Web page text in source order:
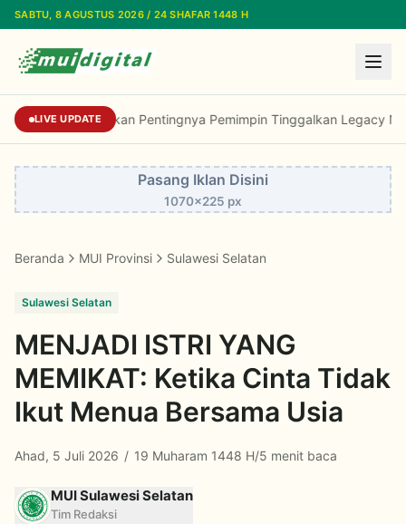
Lewati ke konten utama
SABTU, 8 AGUSTUS 2026 / 24 SHAFAR 1448 H
LIVE UPDATE Kiai Marsudi Ingatkan Pentingnya Pemimpin
Pasang Iklan Disini
1070x225 px
Beranda MUI Provinsi Sulawesi Selatan
Sulawesi Selatan
MENJADI ISTRI YANG
MEMIKAT: Ketika Cinta Tidak
Ikut Menua Bersama Usia
Ahad, 5 Juli 2026 / 19 Muharam 1448 H/5 menit baca
MUI Sulawesi Selatan
Tim Redaksi